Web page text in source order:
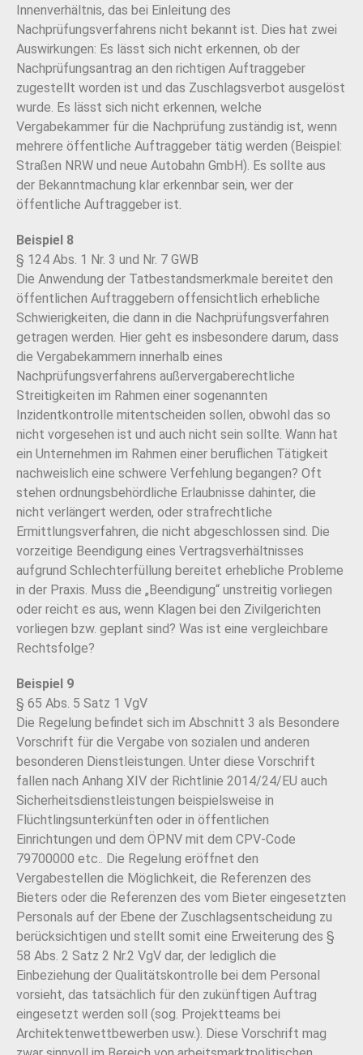
Innenverhältnis, das bei Einleitung des
Nachprüfungsverfahrens nicht bekannt ist. Dies hat zwei
Auswirkungen: Es lässt sich nicht erkennen, ob der
Nachprüfungsantrag an den richtigen Auftraggeber
zugestellt worden ist und das Zuschlagsverbot ausgelöst
wurde. Es lässt sich nicht erkennen, welche
Vergabekammer für die Nachprüfung zuständig ist, wenn
mehrere öffentliche Auftraggeber tätig werden (Beispiel:
Straßen NRW und neue Autobahn GmbH). Es sollte aus
der Bekanntmachung klar erkennbar sein, wer der
öffentliche Auftraggeber ist.
Beispiel 8
§ 124 Abs. 1 Nr. 3 und Nr. 7 GWB
Die Anwendung der Tatbestandsmerkmale bereitet den
öffentlichen Auftraggebern offensichtlich erhebliche
Schwierigkeiten, die dann in die Nachprüfungsverfahren
getragen werden. Hier geht es insbesondere darum, dass
die Vergabekammern innerhalb eines
Nachprüfungsverfahrens außervergaberechtliche
Streitigkeiten im Rahmen einer sogenannten
Inzidentkontrolle mitentscheiden sollen, obwohl das so
nicht vorgesehen ist und auch nicht sein sollte. Wann hat
ein Unternehmen im Rahmen einer beruflichen Tätigkeit
nachweislich eine schwere Verfehlung begangen? Oft
stehen ordnungsbehördliche Erlaubnisse dahinter, die
nicht verlängert werden, oder strafrechtliche
Ermittlungsverfahren, die nicht abgeschlossen sind. Die
vorzeitige Beendigung eines Vertragsverhältnisses
aufgrund Schlechterfüllung bereitet erhebliche Probleme
in der Praxis. Muss die „Beendigung“ unstreitig vorliegen
oder reicht es aus, wenn Klagen bei den Zivilgerichten
vorliegen bzw. geplant sind? Was ist eine vergleichbare
Rechtsfolge?
Beispiel 9
§ 65 Abs. 5 Satz 1 VgV
Die Regelung befindet sich im Abschnitt 3 als Besondere
Vorschrift für die Vergabe von sozialen und anderen
besonderen Dienstleistungen. Unter diese Vorschrift
fallen nach Anhang XIV der Richtlinie 2014/24/EU auch
Sicherheitsdienstleistungen beispielsweise in
Flüchtlingsunterkünften oder in öffentlichen
Einrichtungen und dem ÖPNV mit dem CPV-Code
79700000 etc.. Die Regelung eröffnet den
Vergabestellen die Möglichkeit, die Referenzen des
Bieters oder die Referenzen des vom Bieter eingesetzten
Personals auf der Ebene der Zuschlagsentscheidung zu
berücksichtigen und stellt somit eine Erweiterung des §
58 Abs. 2 Satz 2 Nr.2 VgV dar, der lediglich die
Einbeziehung der Qualitätskontrolle bei dem Personal
vorsieht, das tatsächlich für den zukünftigen Auftrag
eingesetzt werden soll (sog. Projektteams bei
Architektenwettbewerben usw.). Diese Vorschrift mag